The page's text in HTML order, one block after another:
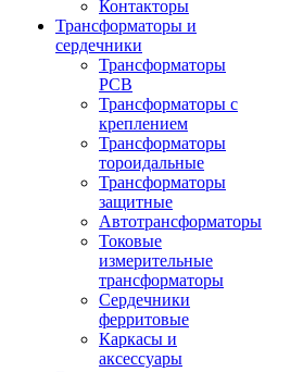
Контакторы
Трансформаторы и
сердечники
Трансформаторы
PCB
Трансформаторы с
креплением
Трансформаторы
тороидальные
Трансформаторы
защитные
Автотрансформаторы
Токовые
измерительные
трансформаторы
Сердечники
ферритовые
Каркасы и
аксессуары